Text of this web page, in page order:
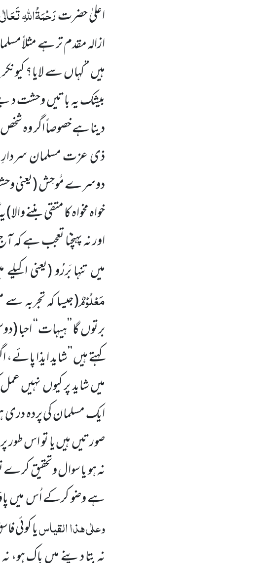
اعلیٰ حضرترَحْمَۃُاللہِ
ازالہ مقدم تر ہے مثلاً
ہیں ’’کہاں سے لایا؟
بیشک یہ باتیں وحشت
دینا ہے خصوصاً اگر وہ شخص
ذی عزت مسلمان
دوسرے مُوحِش(یعنی
خواہ مخواہ کا متقی بننے والا)
اور نہ پہنچنا تعجب ہے
میں تنہا بَررُو(یعنی
مَعْلُوْمٌ(جیسا کہ تجربہ
برتوں گا ’’ہیہات‘‘ احبا
کہتے ہیں ’’شاید ایذا
میں شاید پر کیوں نہیں
ایک مسلمان کی پردہ دری
صورتیں ہیں یا تو اس طور
نہ ہو یا سوال وتحقیق کرے
ہے وضو کرکے اُس میں
وعلٰی ہذا القیاسیا کوئی
نہ بتا دینے میں باک